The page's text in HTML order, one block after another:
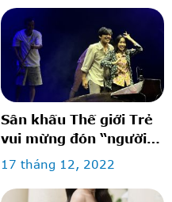
Sân khấu Thế giới Trẻ
vui mừng đón “người
cũ”
17 tháng 12, 2022